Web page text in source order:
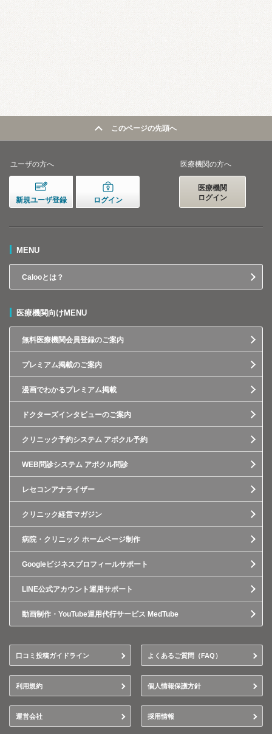
このページの先頭へ
ユーザの方へ
新規ユーザ登録 ログイン
医療機関の方へ
医療機関
ログイン
MENU
Calooとは？
医療機関向けMENU
無料医療機関会員登録のご案内
プレミアム掲載のご案内
漫画でわかるプレミアム掲載
ドクターズインタビューのご案内
クリニック予約システム アポクル予約
WEB問診システム アポクル問診
レセコンアナライザー
クリニック経営マガジン
病院・クリニック ホームページ制作
Googleビジネスプロフィールサポート
LINE公式アカウント運用サポート
動画制作・YouTube運用代行サービス MedTube
口コミ投稿ガイドライン よくあるご質問（FAQ）
利用規約 個人情報保護方針
運営会社 採用情報